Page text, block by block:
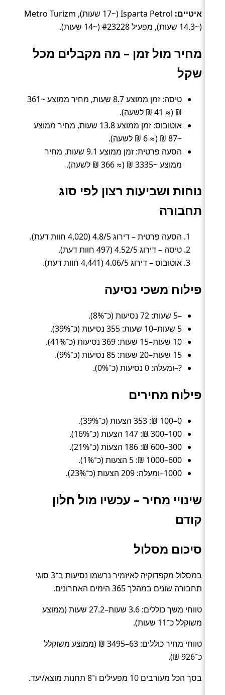
איטיים:
Isparta Petrol (~17 שעות), Metro Turizm
(~14.3 שעות), מפעיל #23228 (~14 שעות).
מחיר מול זמן – מה מקבלים מכל
שקל
טיסה: זמן ממוצע 8.7 שעות, מחיר ממוצע ~361
₪ (≈ 41 ₪ לשעה).
אוטובוס: זמן ממוצע 13.8 שעות, מחיר ממוצע
~87 ₪ (≈ 6 ₪ לשעה).
הסעה פרטית: זמן ממוצע 9.1 שעות, מחיר
ממוצע ~3335 ₪ (≈ 366 ₪ לשעה).
נוחות ושביעות רצון לפי סוג
תחבורה
הסעה פרטית – דירוג 4.8/5 (4,020 חוות דעת).
טיסה – דירוג 4.52/5 (497 חוות דעת).
אוטובוס – דירוג 4.06/5 (4,441 חוות דעת).
פילוח משכי נסיעה
–5 שעות: 72 נסיעות (כ־8%).
5 שעות–10 שעות: 355 נסיעות (כ־39%).
10 שעות–15 שעות: 369 נסיעות (כ־41%).
15 שעות–20 שעות: 85 נסיעות (כ־9%).
?–ומעלה: 0 נסיעות (כ־0%).
פילוח מחירים
0–100 ₪: 353 הצעות (כ־39%).
100–300 ₪: 147 הצעות (כ־16%).
300–600 ₪: 186 הצעות (כ־21%).
600–1000 ₪: 5 הצעות (כ־1%).
1000–ומעלה: 209 הצעות (כ־23%).
שינויי מחיר – עכשיו מול חלון
קודם
סיכום מסלול
במסלול מקפדוקיה לאיזמיר נרשמו נסיעות ב־3 סוגי
תחבורה שונים במהלך 365 הימים האחרונים.
טווחי משך כוללים: 3.6 שעות–27.2 שעות (ממוצע
משוקלל כ־11 שעות).
טווחי מחיר כוללים: 63–3495 ₪ (ממוצע משוקלל
כ־926 ₪).
בסך הכל מעורבים 10 מפעילים ו־8 תחנות מוצא/יעד.